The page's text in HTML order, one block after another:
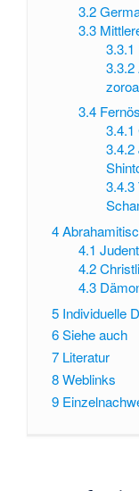
3.2
3.3
3.3.1
3.3.2
3.4
3.4.1
3.4.2
3.4.3
4
4.1
4.2
4.3
5 Individuelle
6Siehe auch
7 Literatur
8Weblinks
9